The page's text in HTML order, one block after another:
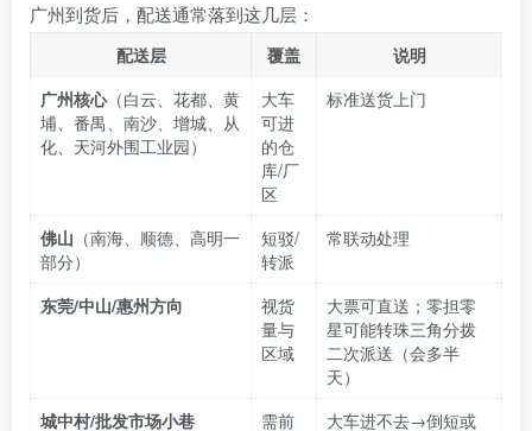
广州到货后，配送通常落到这几层：
配送层 覆盖
说明
广州核心（白云、花都、黄
埔、番禺、南沙、增城、从
化、天河外围工业园）
大车
可进
的仓
库/厂
区
标准送货上门
佛山 （南海、顺德、高明一
部分）
短驳/
转派
常联动处理
东莞/中山/惠州方向
视货
量与
区域
大票可直送；零担零
星可能转珠三角分拨
二次派送（会多半
天）
城中村/批发市场小巷
需前 大车进不去→倒短或